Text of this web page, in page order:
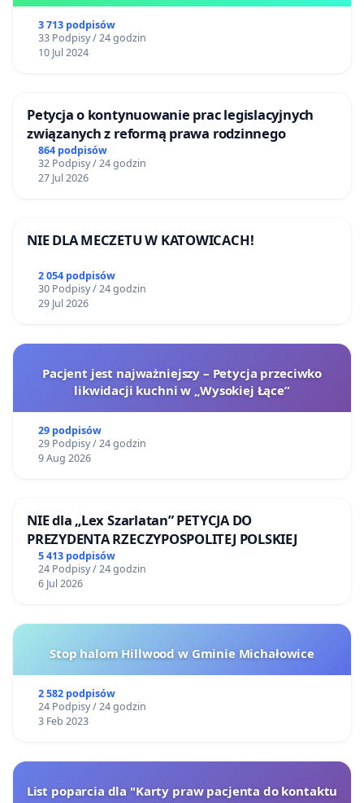
3 713 podpisów
33 Podpisy / 24 godzin
10 Jul 2024
Petycja o kontynuowanie prac legislacyjnych
związanych z reformą prawa rodzinnego
864 podpisów
32 Podpisy / 24 godzin
27 Jul 2026
NIE DLA MECZETU W KATOWICACH!
2 054 podpisów
30 Podpisy / 24 godzin
29 Jul 2026
Pacjent jest najważniejszy – Petycja przeciwko
likwidacji kuchni w „Wysokiej Łące”
29 podpisów
29 Podpisy / 24 godzin
9 Aug 2026
NIE dla „Lex Szarlatan” PETYCJA DO
PREZYDENTA RZECZYPOSPOLITEJ POLSKIEJ
5 413 podpisów
24 Podpisy / 24 godzin
6 Jul 2026
Stop halom Hillwood w Gminie Michałowice
2 582 podpisów
24 Podpisy / 24 godzin
3 Feb 2023
List poparcia dla "Karty praw pacjenta do kontaktu